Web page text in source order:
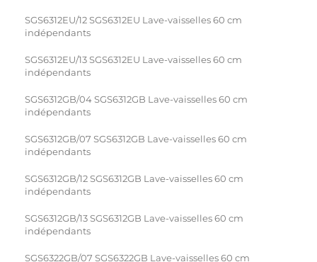
SGS6312EU/12 SGS6312EU Lave-vaisselles 60 cm
indépendants
SGS6312EU/13 SGS6312EU Lave-vaisselles 60 cm
indépendants
SGS6312GB/04 SGS6312GB Lave-vaisselles 60 cm
indépendants
SGS6312GB/07 SGS6312GB Lave-vaisselles 60 cm
indépendants
SGS6312GB/12 SGS6312GB Lave-vaisselles 60 cm
indépendants
SGS6312GB/13 SGS6312GB Lave-vaisselles 60 cm
indépendants
SGS6322GB/07 SGS6322GB Lave-vaisselles 60 cm